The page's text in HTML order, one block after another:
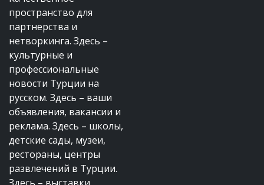
пространство для
партнерства и
нетворкинга. Здесь –
культурные и
профессиональные
новости Турции на
русском. Здесь – ваши
объявления, вакансии и
реклама. Здесь – школы,
детские сады, музеи,
рестораны, центры
развлечений в Турции.